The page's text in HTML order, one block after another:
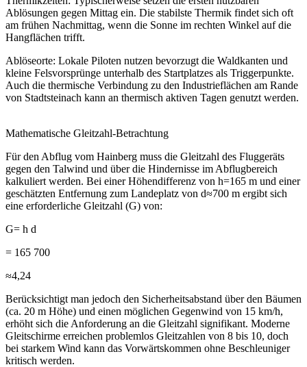
Ablösungen gegen Mittag ein. Die stabilste Thermik findet sich oft
am frühen Nachmittag, wenn die Sonne im rechten Winkel auf die
Hangflächen trifft.
Ablöseorte: Lokale Piloten nutzen bevorzugt die Waldkanten und
kleine Felsvorsprünge unterhalb des Startplatzes als Triggerpunkte.
Auch die thermische Verbindung zu den Industrieflächen am Rande
von Stadtsteinach kann an thermisch aktiven Tagen genutzt werden.
Mathematische Gleitzahl-Betrachtung
Für den Abflug vom Hainberg muss die Gleitzahl des Fluggeräts
gegen den Talwind und über die Hindernisse im Abflugbereich
kalkuliert werden. Bei einer Höhendifferenz von h=165 m und einer
geschätzten Entfernung zum Landeplatz von d≈700 m ergibt sich
eine erforderliche Gleitzahl (G) von:
G= h d ​
= 165 700 ​
≈4,24
Berücksichtigt man jedoch den Sicherheitsabstand über den Bäumen
(ca. 20 m Höhe) und einen möglichen Gegenwind von 15 km/h,
erhöht sich die Anforderung an die Gleitzahl signifikant. Moderne
Gleitschirme erreichen problemlos Gleitzahlen von 8 bis 10, doch
bei starkem Wind kann das Vorwärtskommen ohne Beschleuniger
kritisch werden.